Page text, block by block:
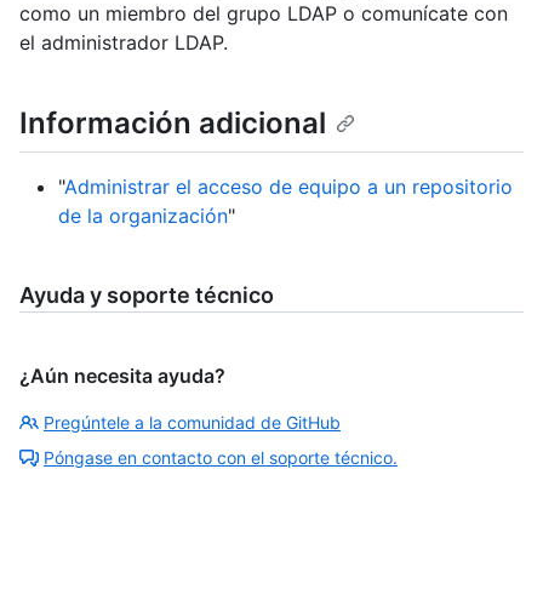
como un miembro del grupo LDAP o comunícate con
el administrador LDAP.
Información adicional
"Administrar el acceso de equipo a un repositorio
de la organización"
Ayuda y soporte técnico
¿Aún necesita ayuda?
Pregúntele a la comunidad de GitHub
Póngase en contacto con el soporte técnico.